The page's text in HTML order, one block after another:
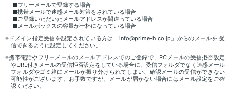
■フリーメールで登録する場合
■携帯メールで迷惑メール対策をされている場合
■ご登録いただいたメールアドレスが間違っている場合
■メールボックスの容量が一杯になっている場合
※ドメイン指定受信を設定されている方は「info@prime-h.co.jp」からのメールを 受
信できるように設定してください。
※携帯電話やフリーメールのメールアドレスでのご登録で、PCメールの受信拒否設定
やURL付きメールの受信拒否設定をしている場合に、受信フォルダでなく迷惑メール
フォルダやゴミ箱にメールが振り分けられてしまい、確認メールの受信ができない
可能性がございます。お手数ですが、メールが届かない場合にはメール設定をご確
認ください。